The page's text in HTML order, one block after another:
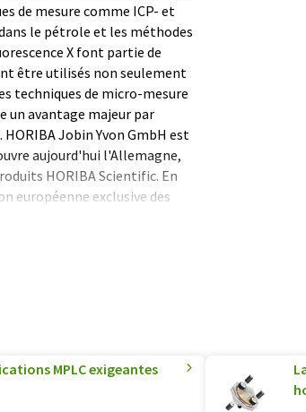
de mesure comme ICP- et
le pétrole et les méthodes
X font partie de
être utilisés non seulement
techniques de micro-mesure
un avantage majeur par
Jobin Yvon GmbH est
aujourd'hui l'Allemagne,
HORIBA Scientific. En
européenne exclusive des
erreurs de vocabulaire, de
peut être trouvé
MPLC exigeantes